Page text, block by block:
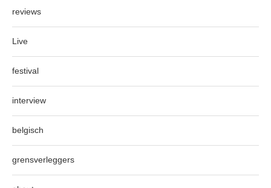
reviews
Live
festival
interview
belgisch
grensverleggers